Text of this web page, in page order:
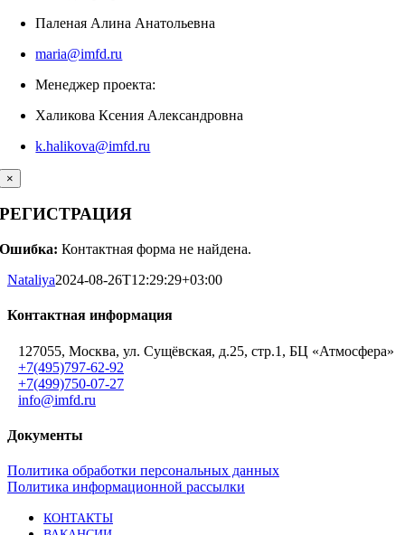
Паленая Алина Анатольевна
maria@imfd.ru
Менеджер проекта:
Халикова Ксения Александровна
k.halikova@imfd.ru
×
РЕГИСТРАЦИЯ
Ошибка: Контактная форма не найдена.
Nataliya2024-08-26T12:29:29+03:00
Контактная информация
127055, Москва, ул. Сущёвская, д.25, стр.1, БЦ «Атмосфера»
+7(495)797-62-92
+7(499)750-07-27
info@imfd.ru
Документы
Политика обработки персональных данных
Политика информационной рассылки
КОНТАКТЫ